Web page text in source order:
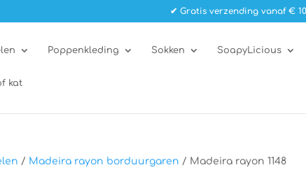
✔ Gratis verzending vanaf €
Poppenkleding Sokken SoapyLicious
kat
/ Madeira rayon borduurgaren / Madeira rayon 1148